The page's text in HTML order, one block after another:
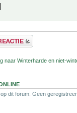
naar Winterharde en niet-
dit forum: Geen